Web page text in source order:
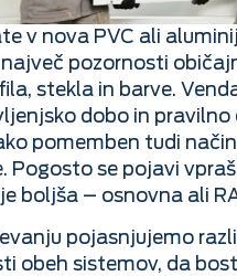
v nova PVC ali
pozornosti
stekla in barve.
dobo in pravilno
pomemben tudi
Pogosto se pojavi
boljša – osnovna ali
pojasnjujemo
obeh sistemov, da